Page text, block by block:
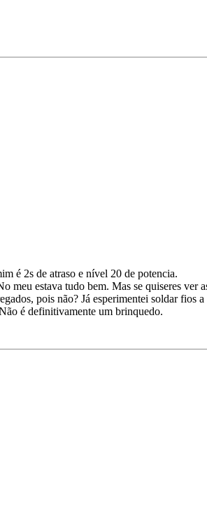
é 2s de atraso e nível 20 de potencia.
estava tudo bem. Mas se quiseres ver
pois não? Já esperimentei soldar fios
é definitivamente um brinquedo.